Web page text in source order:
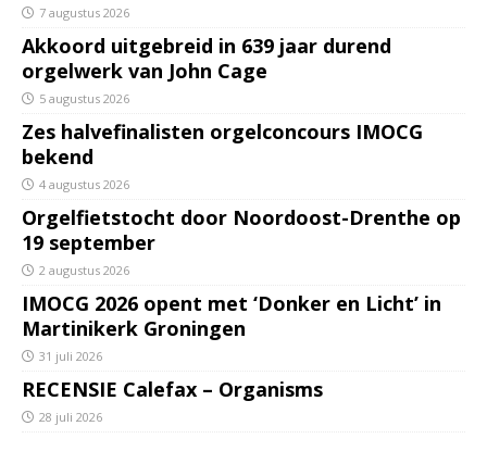
7 augustus 2026
Akkoord uitgebreid in 639 jaar durend
orgelwerk van John Cage
5 augustus 2026
Zes halvefinalisten orgelconcours IMOCG
bekend
4 augustus 2026
Orgelfietstocht door Noordoost-Drenthe op
19 september
2 augustus 2026
IMOCG 2026 opent met ‘Donker en Licht’ in
Martinikerk Groningen
31 juli 2026
RECENSIE Calefax – Organisms
28 juli 2026